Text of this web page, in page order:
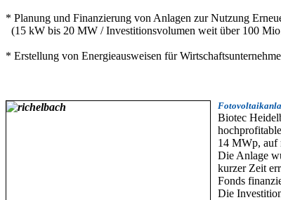
* Planung und Finanzierung von Anlagen zur Nutzung
(15 kW bis 20 MW / Investitionsvolumen weit über 100
* Erstellung von Energieausweisen für
Biotec
14 MWp, auf
Die Anlage
kurzer Zeit
Fonds
Die